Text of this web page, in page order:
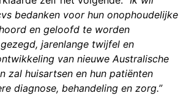
en beloofde dat“de richtlijnen
andere aandoeningen na infectie
gelijklopende symptomen, zoals
van COVID-19, ook bekend als
orthostatisch
(POTS) en fibromyalgie.”